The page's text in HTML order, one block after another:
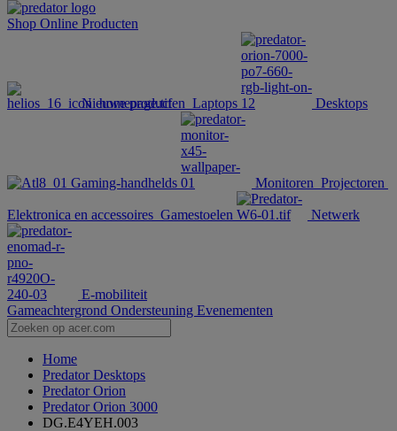
Shop Online Producten
Nieuwe producten Laptops Desktops
Gaming-handhelds Monitoren Projectoren
Elektronica en accessoires Gamestoelen Netwerk
E-mobiliteit
Gameachtergrond Ondersteuning Evenementen
Home
Predator Desktops
Predator Orion
Predator Orion 3000
DG.E4YEH.003